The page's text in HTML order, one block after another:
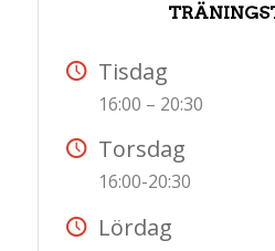
Tisdag
16:00 – 20:30
Torsdag
16:00-20:30
Lördag